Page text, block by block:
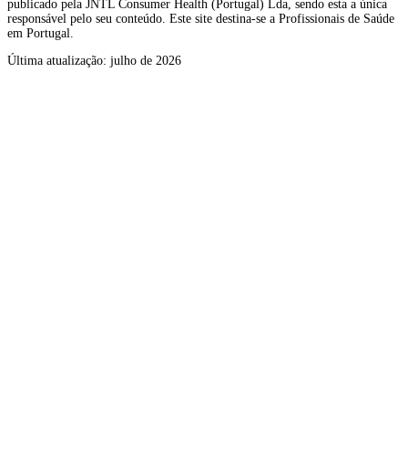
publicado pela JNTL Consumer Health (Portugal) Lda, sendo esta a única
responsável pelo seu conteúdo. Este site destina-se a Profissionais de Saúde
em Portugal.
Última atualização: julho de 2026